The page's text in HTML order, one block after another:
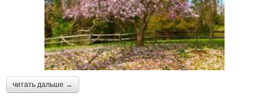
читать дальше →